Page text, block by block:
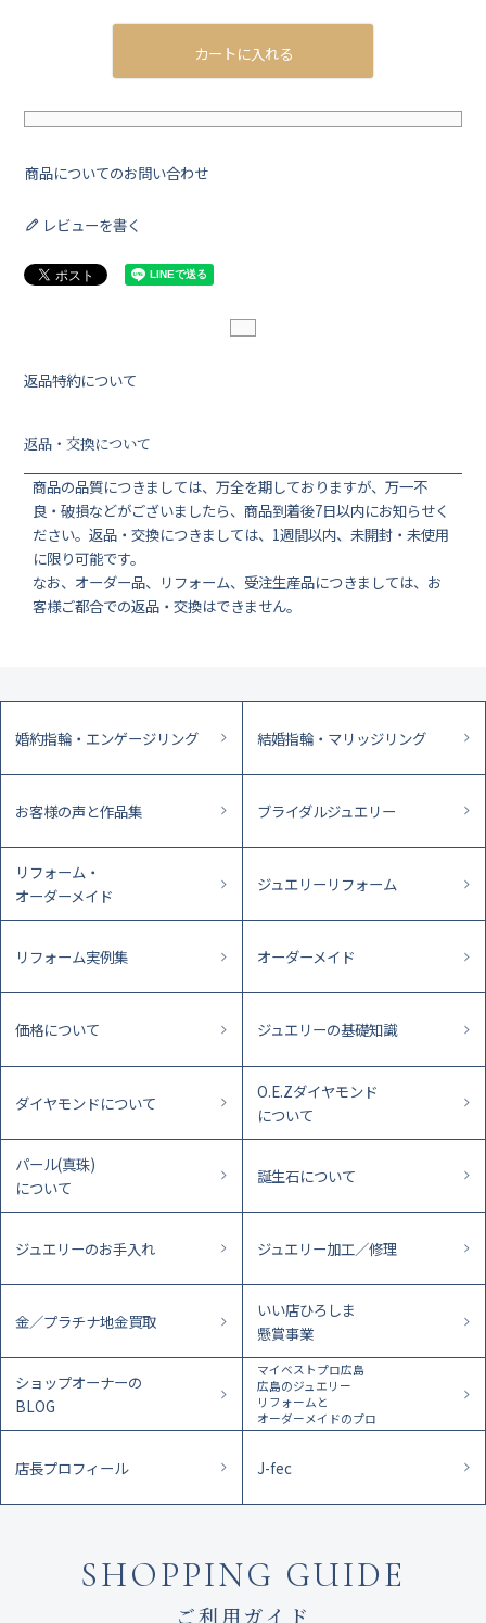
カートに入れる
商品についてのお問い合わせ
レビューを書く
返品特約について
返品・交換について
商品の品質につきましては、万全を期しておりますが、万一不
良・破損などがございましたら、商品到着後7日以内にお知らせく
ださい。返品・交換につきましては、1週間以内、未開封・未使用
に限り可能です。
なお、オーダー品、リフォーム、受注生産品につきましては、お
客様ご都合での返品・交換はできません。
婚約指輪・エンゲージリング 結婚指輪・マリッジリング
お客様の声と作品集 ブライダルジュエリー
リフォーム・
オーダーメイド
ジュエリーリフォーム
リフォーム実例集 オーダーメイド
価格について ジュエリーの基礎知識
ダイヤモンドについて
O.E.Zダイヤモンド
について
パール(真珠)
について
誕生石について
ジュエリーのお手入れ ジュエリー加工／修理
金／プラチナ地金買取
いい店ひろしま
懸賞事業
ショップオーナーの
BLOG
マイベストプロ広島
広島のジュエリー
リフォームと
オーダーメイドのプロ
店長プロフィール J-fec
SHOPPING GUIDE
ご利用ガイド